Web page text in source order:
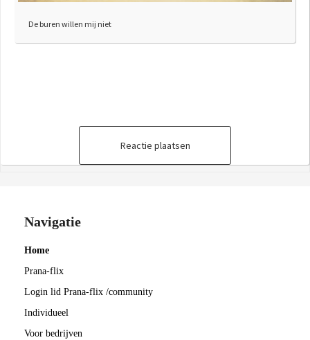
De buren willen mij niet
Reactie plaatsen
Navigatie
Home
Prana-flix
Login lid Prana-flix /community
Individueel
Voor bedrijven